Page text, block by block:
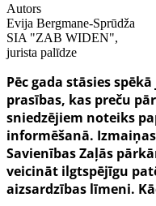
Autors
Evija Bergmane-Sprūdža
SIA "ZAB WIDEN",
jurista palīdze
Pēc gada stāsies
prasības, kas preču
sniedzējiem noteiks
informēšanā.
SavienībasZaļās
veicināt ilgtspējīgu
aizsardzības līmeni.